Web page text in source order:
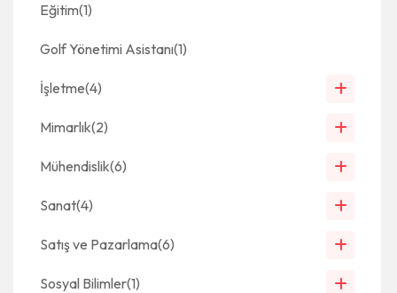
Eğitim(1)
Golf Yönetimi Asistanı(1)
İşletme(4)
Mimarlık(2)
Mühendislik(6)
Sanat(4)
Satış ve Pazarlama(6)
Sosyal Bilimler(1)